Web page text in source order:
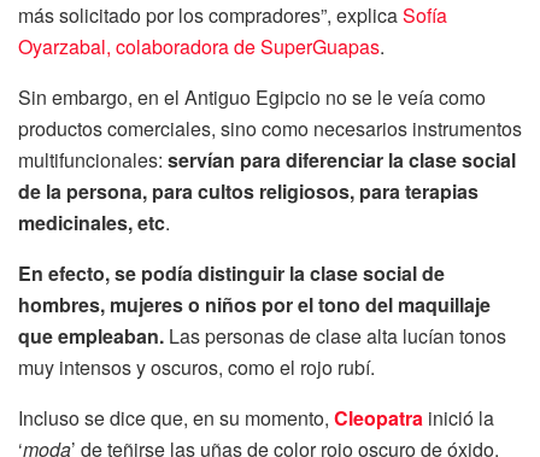
más solicitado por los compradores”, explicaSofía
Oyarzabal, colaboradora de SuperGuapas.
Sin embargo, en el Antiguo Egipcio no se le veía como
productos comerciales, sino como necesarios instrumentos
multifuncionales: servían para diferenciar la clase social
de la persona, para cultos religiosos, para terapias
medicinales, etc.
En efecto, se podía distinguir la clase social de
hombres, mujeres o niños por el tono del maquillaje
que empleaban. Las personas de clase alta lucían tonos
muy intensos y oscuros, como el rojo rubí.
Incluso se dice que, en su momento, Cleopatra inició la
‘moda’ de teñirse las uñas de color rojo oscuro de óxido.